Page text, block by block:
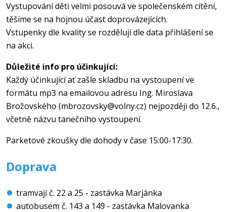
Vystupování děti velmi posouvá ve společenském cítění,
těšíme se na hojnou účast doprovázejících.
Vstupenky dle kvality se rozdělují dle data přihlášení se
na akci.
Důležité info pro účinkující:
Každý účinkující ať zašle skladbu na vystoupení ve
formátu mp3 na emailovou adresu Ing. Miroslava
Brožovského (mbrozovsky@volny.cz) nejpozději do 12.6.,
včetně názvu tanečního vystoupení.
Parketové zkoušky dle dohody v čase 15:00-17:30.
Doprava
tramvají č. 22 a 25 - zastávka Marjánka
autobusem č. 143 a 149 - zastávka Malovanka